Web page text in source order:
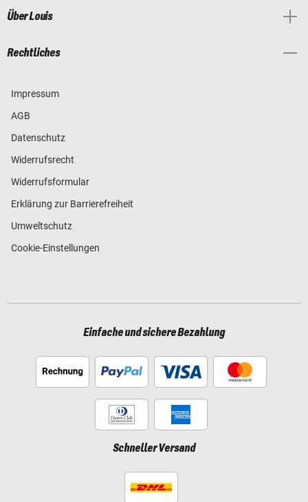
Über Louis
Rechtliches
Impressum
AGB
Datenschutz
Widerrufsrecht
Widerrufsformular
Erklärung zur Barrierefreiheit
Umweltschutz
Cookie-Einstellungen
Einfache und sichere Bezahlung
Schneller Versand